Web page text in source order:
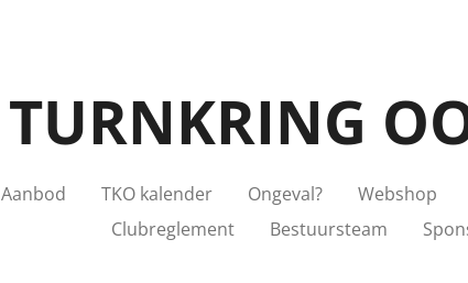
TURNKRING
Aanbod TKO kalender Ongeval? Webshop
Clubreglement
Bestuursteam